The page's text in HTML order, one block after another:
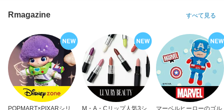
Rmagazine すべて見る
POPMART×PIXARシリ
M・A・Cリップ人気3シ
マーベルヒーローのゴル